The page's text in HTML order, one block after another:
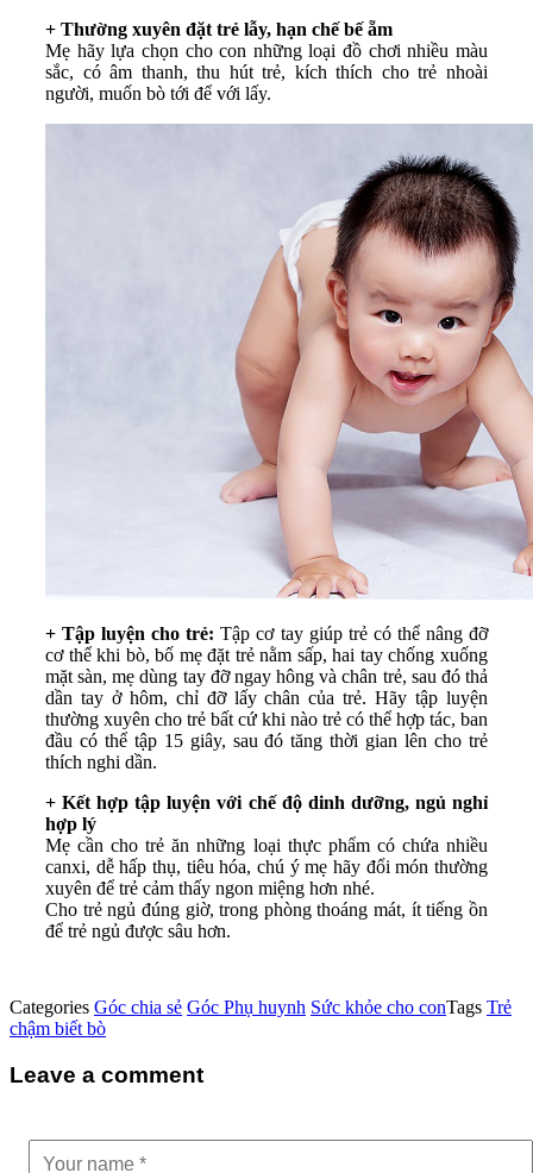
+ Thường xuyên đặt trẻ lẫy, hạn chế bế ẵm
Mẹ hãy lựa chọn cho con những loại đồ chơi nhiều màu
sắc, có âm thanh, thu hút trẻ, kích thích cho trẻ nhoài
người, muốn bò tới để với lấy.
+ Tập luyện cho trẻ: Tập cơ tay giúp trẻ có thể nâng đỡ
cơ thể khi bò, bố mẹ đặt trẻ nằm sấp, hai tay chống xuống
mặt sàn, mẹ dùng tay đỡ ngay hông và chân trẻ, sau đó thả
dần tay ở hôm, chỉ đỡ lấy chân của trẻ. Hãy tập luyện
thường xuyên cho trẻ bất cứ khi nào trẻ có thể hợp tác, ban
đầu có thể tập 15 giây, sau đó tăng thời gian lên cho trẻ
thích nghi dần.
+ Kết hợp tập luyện với chế độ dinh dưỡng, ngủ nghỉ
hợp lý
Mẹ cần cho trẻ ăn những loại thực phẩm có chứa nhiều
canxi, dễ hấp thụ, tiêu hóa, chú ý mẹ hãy đổi món thường
xuyên để trẻ cảm thấy ngon miệng hơn nhé.
Cho trẻ ngủ đúng giờ, trong phòng thoáng mát, ít tiếng ồn
để trẻ ngủ được sâu hơn.
Categories Góc chia sẻ Góc Phụ huynh Sức khỏe cho conTags Trẻ
chậm biết bò
Leave a comment